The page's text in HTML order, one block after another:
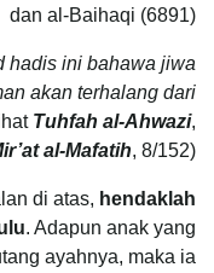
dan al-Baihaqi (6891)
hadis ini bahawa jiwa
akan terhalang dari
Tuhfah al-Ahwazi,
al-Mafatih, 8/152)
di atas, hendaklah
. Adapun anak yang
ayahnya, maka ia